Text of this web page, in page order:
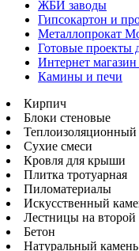
ЖБИ заводы
Гипсокартон и
Металлопрокат
Готовые проекты
Интернет
Камины и печи
Кирпич
Блоки стеновые
Теплоизоляционный
Сухие смеси
Кровля для крыши
Плитка тротуарная
Пиломатериалы
Искусственный
Лестницы на второй
Бетон
Натуральный камень